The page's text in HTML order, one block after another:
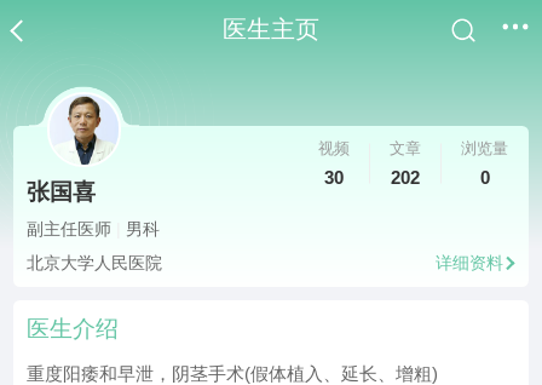
医生主页
张国喜
副主任医师
男科
北京大学人民医院
详细资料
视频
30
文章
202
浏览量
0
医生介绍
重度阳痿和早泄，阴茎手术(假体植入、延长、增粗)